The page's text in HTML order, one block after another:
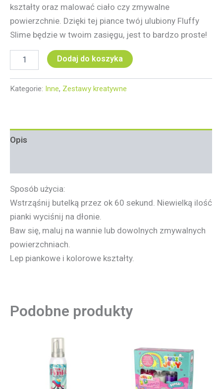
kształty oraz malować ciało czy zmywalne
powierzchnie. Dzięki tej piance twój ulubiony Fluffy
Slime będzie w twoim zasięgu, jest to bardzo proste!
Dodaj do koszyka
Kategorie: Inne, Zestawy kreatywne
Opis
Sposób użycia:
Wstrząśnij butelką przez ok 60 sekund. Niewielką ilość
pianki wyciśnij na dłonie.
Baw się, maluj na wannie lub dowolnych zmywalnych
powierzchniach.
Lep piankowe i kolorowe kształty.
Podobne produkty